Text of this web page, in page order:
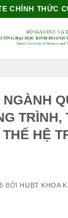
CHÍNH THỨC
TRÌNH,
HỆ
BỞI HUBT KHOA